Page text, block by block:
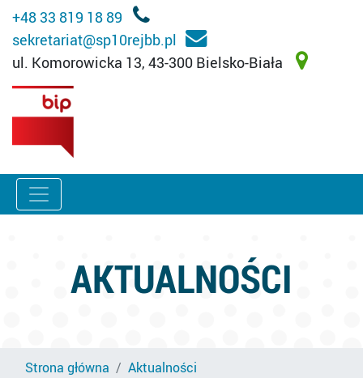
+48 33 819 18 89
sekretariat@sp10rejbb.pl
ul. Komorowicka 13, 43-300 Bielsko-Biała
AKTUALNOŚCI
Strona główna Aktualności